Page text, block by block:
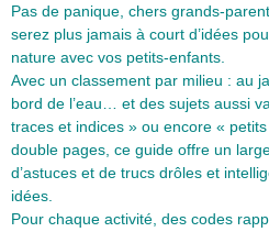
Pas de panique, chers grands-
serez plus jamais à court d’idées
nature avec vos petits-enfants.
Avec un classement par milieu : au
bord de l’eau… et des sujets aussi
traces et indices » ou encore «
double pages, ce guide offre un
d’astuces et de trucs drôles et
idées.
Pour chaque activité, des codes